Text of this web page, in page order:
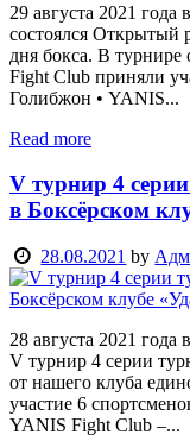
29 августа 2021 года
состоялся Открытый
дня бокса. В
Fight Club приняли
Голибжон • YANIS...
Read more
V турнир 4
в Боксёрском
28.08.2021 by
28 августа 2021 года
V турнир 4 серии
от нашего клуба
участие 6
YANIS Fight Club –...